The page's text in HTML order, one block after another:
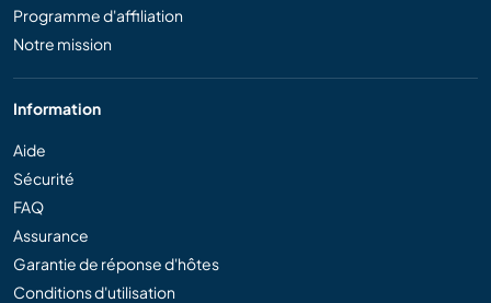
Programme d'affiliation
Notre mission
Information
Aide
Sécurité
FAQ
Assurance
Garantie de réponse d'hôtes
Conditions d'utilisation